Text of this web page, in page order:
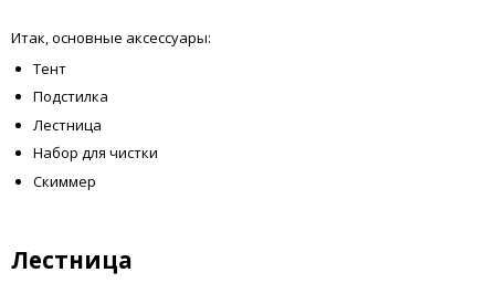
Итак, основные аксессуары:
Тент
Подстилка
Лестница
Набор для чистки
Скиммер
Лестница